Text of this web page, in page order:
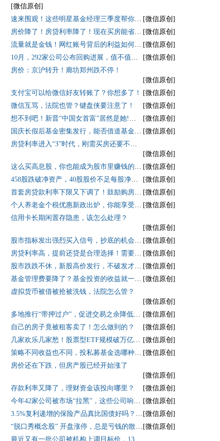
[微信原创]
速来围观！这些明星基金经理三季度帮你赚了多少？ [微信原创]
房价降了！房贷利率降了！现在买房能省多少钱？ [微信原创]
流量就是金钱！网红账号背后的利益如何分配？ [微信原创]
10月，292家公司公布回购进展，值不值得跟投？
[微信原创]
房价：京沪转升！廊坊郑州跌不停！
[微信原创]
支付宝可以给微信好友转账了？你想多了！
[微信原创]
微信互骂，法院也管？键盘侠要注意了！
[微信原创]
想不到吧！新晋“中国女首富”居然是她!这一宝座能坐稳吗？
[微信原创]
国庆长假后基金密集发行，能否借道基金抄底？历史数据说：我看行！ [微信原创]
房贷利率进入“3”时代，刚需买房还要不要再等？
[微信原创]
这么买高息股，你也能成为股市里赚钱的少数人！ [微信原创]
458股跌破净资产，40股股价不足每股净资产一半，值的投资吗？
[微信原创]
首套房贷款利率下限又下调了！鼓励购房政策频出，该不该出手买房？ [微信原创]
个人养老金个税优惠新政出炉，你能享受吗？ [微信原创]
信用卡长期闲置存隐患，该怎么处理？
[微信原创]
股市指标发出强烈买入信号，抄底的机会来了吗？ [微信原创]
房贷利率高，提前还贷是合理选择！需要注意哪些事项？ [微信原创]
股市跌跌不休，新股高价发行，不破发才怪！ [微信原创]
基金管理费要降了？基金投资的收益就一定会提高吗？ [微信原创]
虚拟货币被借被抢被洗钱，法院怎么管？
[微信原创]
多地推行“带押过户”，促进交易之余降低买家风险 [微信原创]
自己的房子竟被租客卖了！怎么做到的？
[微信原创]
几家欢乐几家愁！股票型ETF规模破万亿，但也有ETF面临清盘风险！ [微信原创]
策略不同收益也不同，投私募基金选哪种策略好呢？ [微信原创]
房价还在下跌，但房产股已经开始涨了
[微信原创]
存款利率又降了，理财资金该投向哪里？
[微信原创]
今年42家公司被市场“拉黑”，这些公司响起退市警报 [微信原创]
3.5%复利递增的保险产品真比国债好吗？银保监会说这是误导！ [微信原创]
“脱口秀概念股” 开盘涨停，总是亏钱的散户又买了！ [微信原创]